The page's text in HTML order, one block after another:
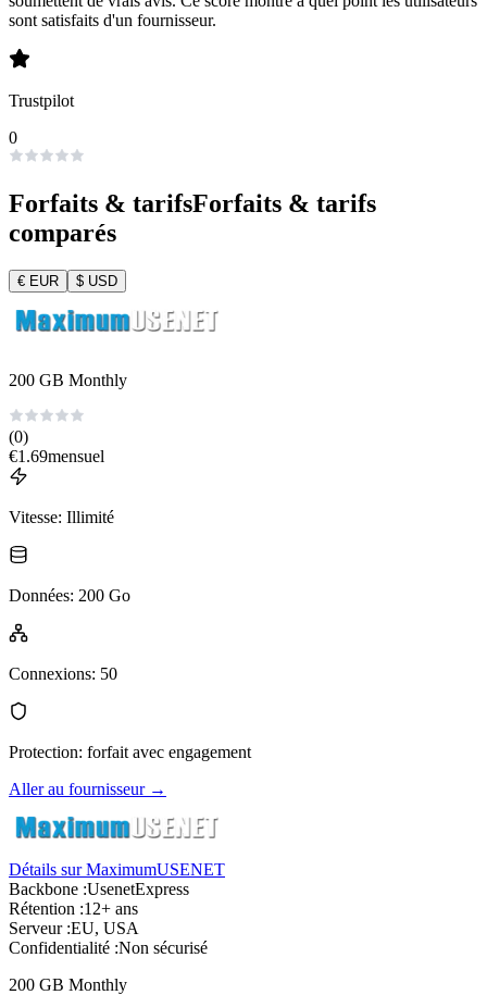
sont satisfaits d'un fournisseur.
Trustpilot
0
Forfaits & tarifsForfaits & tarifs
comparés
€ EUR $ USD
200 GB Monthly
(0)
€1.69mensuel
Vitesse: Illimité
Données: 200 Go
Connexions: 50
Protection: forfait avec engagement
Aller au fournisseur→
Détails sur MaximumUSENET
Backbone :UsenetExpress
Rétention :12+ ans
Serveur :EU, USA
Confidentialité :Non sécurisé
200 GB Monthly